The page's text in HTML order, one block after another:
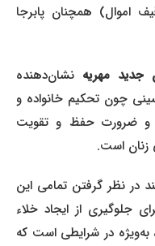
اموال) همچنان پابرجا
مهریهنشان‌دهنده
چون تحکیم خانواده و
ضرورت حفظ و تقویت
است.
نظر گرفتن تمامی این
از ایجاد خلاء
در شرایطی است که